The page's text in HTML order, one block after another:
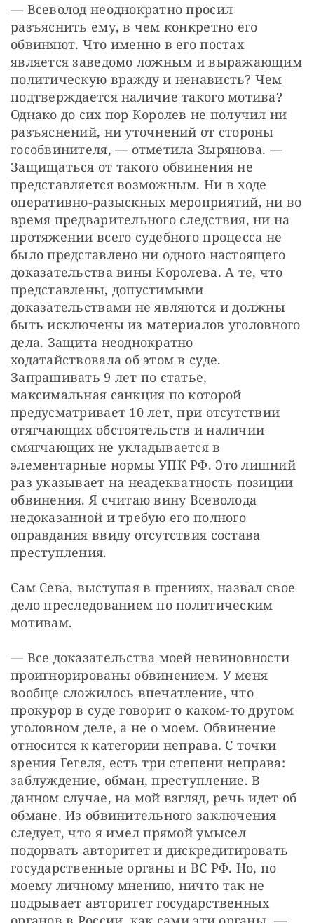
— Всеволод неоднократно просил
разъяснить ему, в чем конкретно его
обвиняют. Что именно в его постах
является заведомо ложным и выражающим
политическую вражду и ненависть? Чем
подтверждается наличие такого мотива?
Однако до сих пор Королев не получил ни
разъяснений, ни уточнений от стороны
гособвинителя, — отметила Зырянова. —
Защищаться от такого обвинения не
представляется возможным. Ни в ходе
оперативно-разыскных мероприятий, ни во
время предварительного следствия, ни на
протяжении всего судебного процесса не
было представлено ни одного настоящего
доказательства вины Королева. А те, что
представлены, допустимыми
доказательствами не являются и должны
быть исключены из материалов уголовного
дела. Защита неоднократно
ходатайствовала об этом в суде.
Запрашивать 9 лет по статье,
максимальная санкция по которой
предусматривает 10 лет, при отсутствии
отягчающих обстоятельств и наличии
смягчающих не укладывается в
элементарные нормы УПК РФ. Это лишний
раз указывает на неадекватность позиции
обвинения. Я считаю вину Всеволода
недоказанной и требую его полного
оправдания ввиду отсутствия состава
преступления.
Сам Сева, выступая в прениях, назвал свое
дело преследованием по политическим
мотивам.
— Все доказательства моей невиновности
проигнорированы обвинением. У меня
вообще сложилось впечатление, что
прокурор в суде говорит о каком-то другом
уголовном деле, а не о моем. Обвинение
относится к категории неправа. С точки
зрения Гегеля, есть три степени неправа:
заблуждение, обман, преступление. В
данном случае, на мой взгляд, речь идет об
обмане. Из обвинительного заключения
следует, что я имел прямой умысел
подорвать авторитет и дискредитировать
государственные органы и ВС РФ. Но, по
моему личному мнению, ничто так не
подрывает авторитет государственных